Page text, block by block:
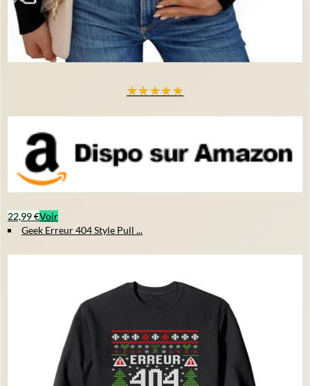
★★★★★
22,99 €Voir
Geek Erreur 404 Style Pull ...